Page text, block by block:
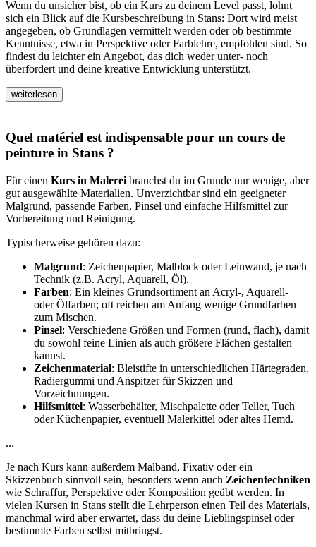
Wenn du unsicher bist, ob ein Kurs zu deinem Level passt, lohnt
sich ein Blick auf die Kursbeschreibung in Stans: Dort wird meist
angegeben, ob Grundlagen vermittelt werden oder ob bestimmte
Kenntnisse, etwa in Perspektive oder Farblehre, empfohlen sind. So
findest du leichter ein Angebot, das dich weder unter- noch
überfordert und deine kreative Entwicklung unterstützt.
weiterlesen
Quel matériel est indispensable pour un cours de
peinture in Stans ?
Für einen Kurs in Malerei brauchst du im Grunde nur wenige, aber
gut ausgewählte Materialien. Unverzichtbar sind ein geeigneter
Malgrund, passende Farben, Pinsel und einfache Hilfsmittel zur
Vorbereitung und Reinigung.
Typischerweise gehören dazu:
Malgrund: Zeichenpapier, Malblock oder Leinwand, je nach
Technik (z.B. Acryl, Aquarell, Öl).
Farben: Ein kleines Grundsortiment an Acryl-, Aquarell-
oder Ölfarben; oft reichen am Anfang wenige Grundfarben
zum Mischen.
Pinsel: Verschiedene Größen und Formen (rund, flach), damit
du sowohl feine Linien als auch größere Flächen gestalten
kannst.
Zeichenmaterial: Bleistifte in unterschiedlichen Härtegraden,
Radiergummi und Anspitzer für Skizzen und
Vorzeichnungen.
Hilfsmittel: Wasserbehälter, Mischpalette oder Teller, Tuch
oder Küchenpapier, eventuell Malerkittel oder altes Hemd.
...
Je nach Kurs kann außerdem Malband, Fixativ oder ein
Skizzenbuch sinnvoll sein, besonders wenn auch Zeichentechniken
wie Schraffur, Perspektive oder Komposition geübt werden. In
vielen Kursen in Stans stellt die Lehrperson einen Teil des Materials,
manchmal wird aber erwartet, dass du deine Lieblingspinsel oder
bestimmte Farben selbst mitbringst.